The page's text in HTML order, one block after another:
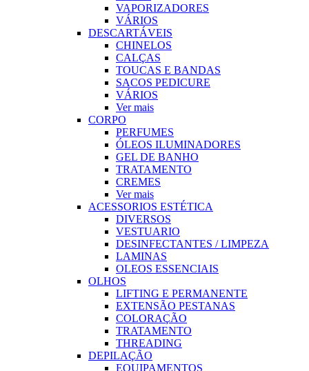
VAPORIZADORES
VÁRIOS
DESCARTÁVEIS
CHINELOS
CALÇAS
TOUCAS E BANDAS
SACOS PEDICURE
VÁRIOS
Ver mais
CORPO
PERFUMES
ÓLEOS ILUMINADORES
GEL DE BANHO
TRATAMENTO
CREMES
Ver mais
ACESSORIOS ESTÉTICA
DIVERSOS
VESTUARIO
DESINFECTANTES / LIMPEZA
LAMINAS
OLEOS ESSENCIAIS
OLHOS
LIFTING E PERMANENTE
EXTENSÃO PESTANAS
COLORAÇÃO
TRATAMENTO
THREADING
DEPILAÇÃO
EQUIPAMENTOS